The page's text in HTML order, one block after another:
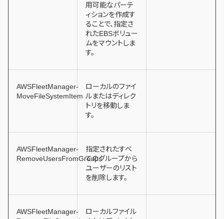
用可能なパーテ
ィションを作成す
ることで、指定さ
れたEBSボリュー
ムをマウントしま
す。
AWSFleetManager-
MoveFileSystemItem
ローカルのファイ
ルまたはディレク
トリを移動しま
す。
AWSFleetManager-
RemoveUsersFromGroups
指定されたすべ
てのグループから
ユーザーのリスト
を削除します。
AWSFleetManager-
ローカルファイル